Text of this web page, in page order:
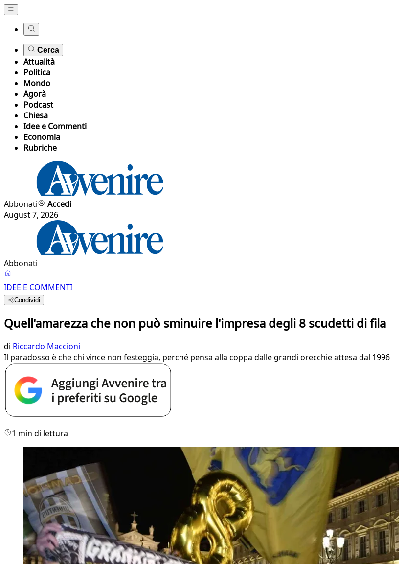
Cerca
Attualità
Politica
Mondo
Agorà
Podcast
Chiesa
Idee e Commenti
Economia
Rubriche
Abbonati
Accedi
August 7, 2026
Abbonati
IDEE E COMMENTI
Condividi
Quell'amarezza che non può sminuire l'impresa degli 8 scudetti di fila
di Riccardo Maccioni
Il paradosso è che chi vince non festeggia, perché pensa alla coppa dalle grandi orecchie attesa dal 1996
1 min di lettura